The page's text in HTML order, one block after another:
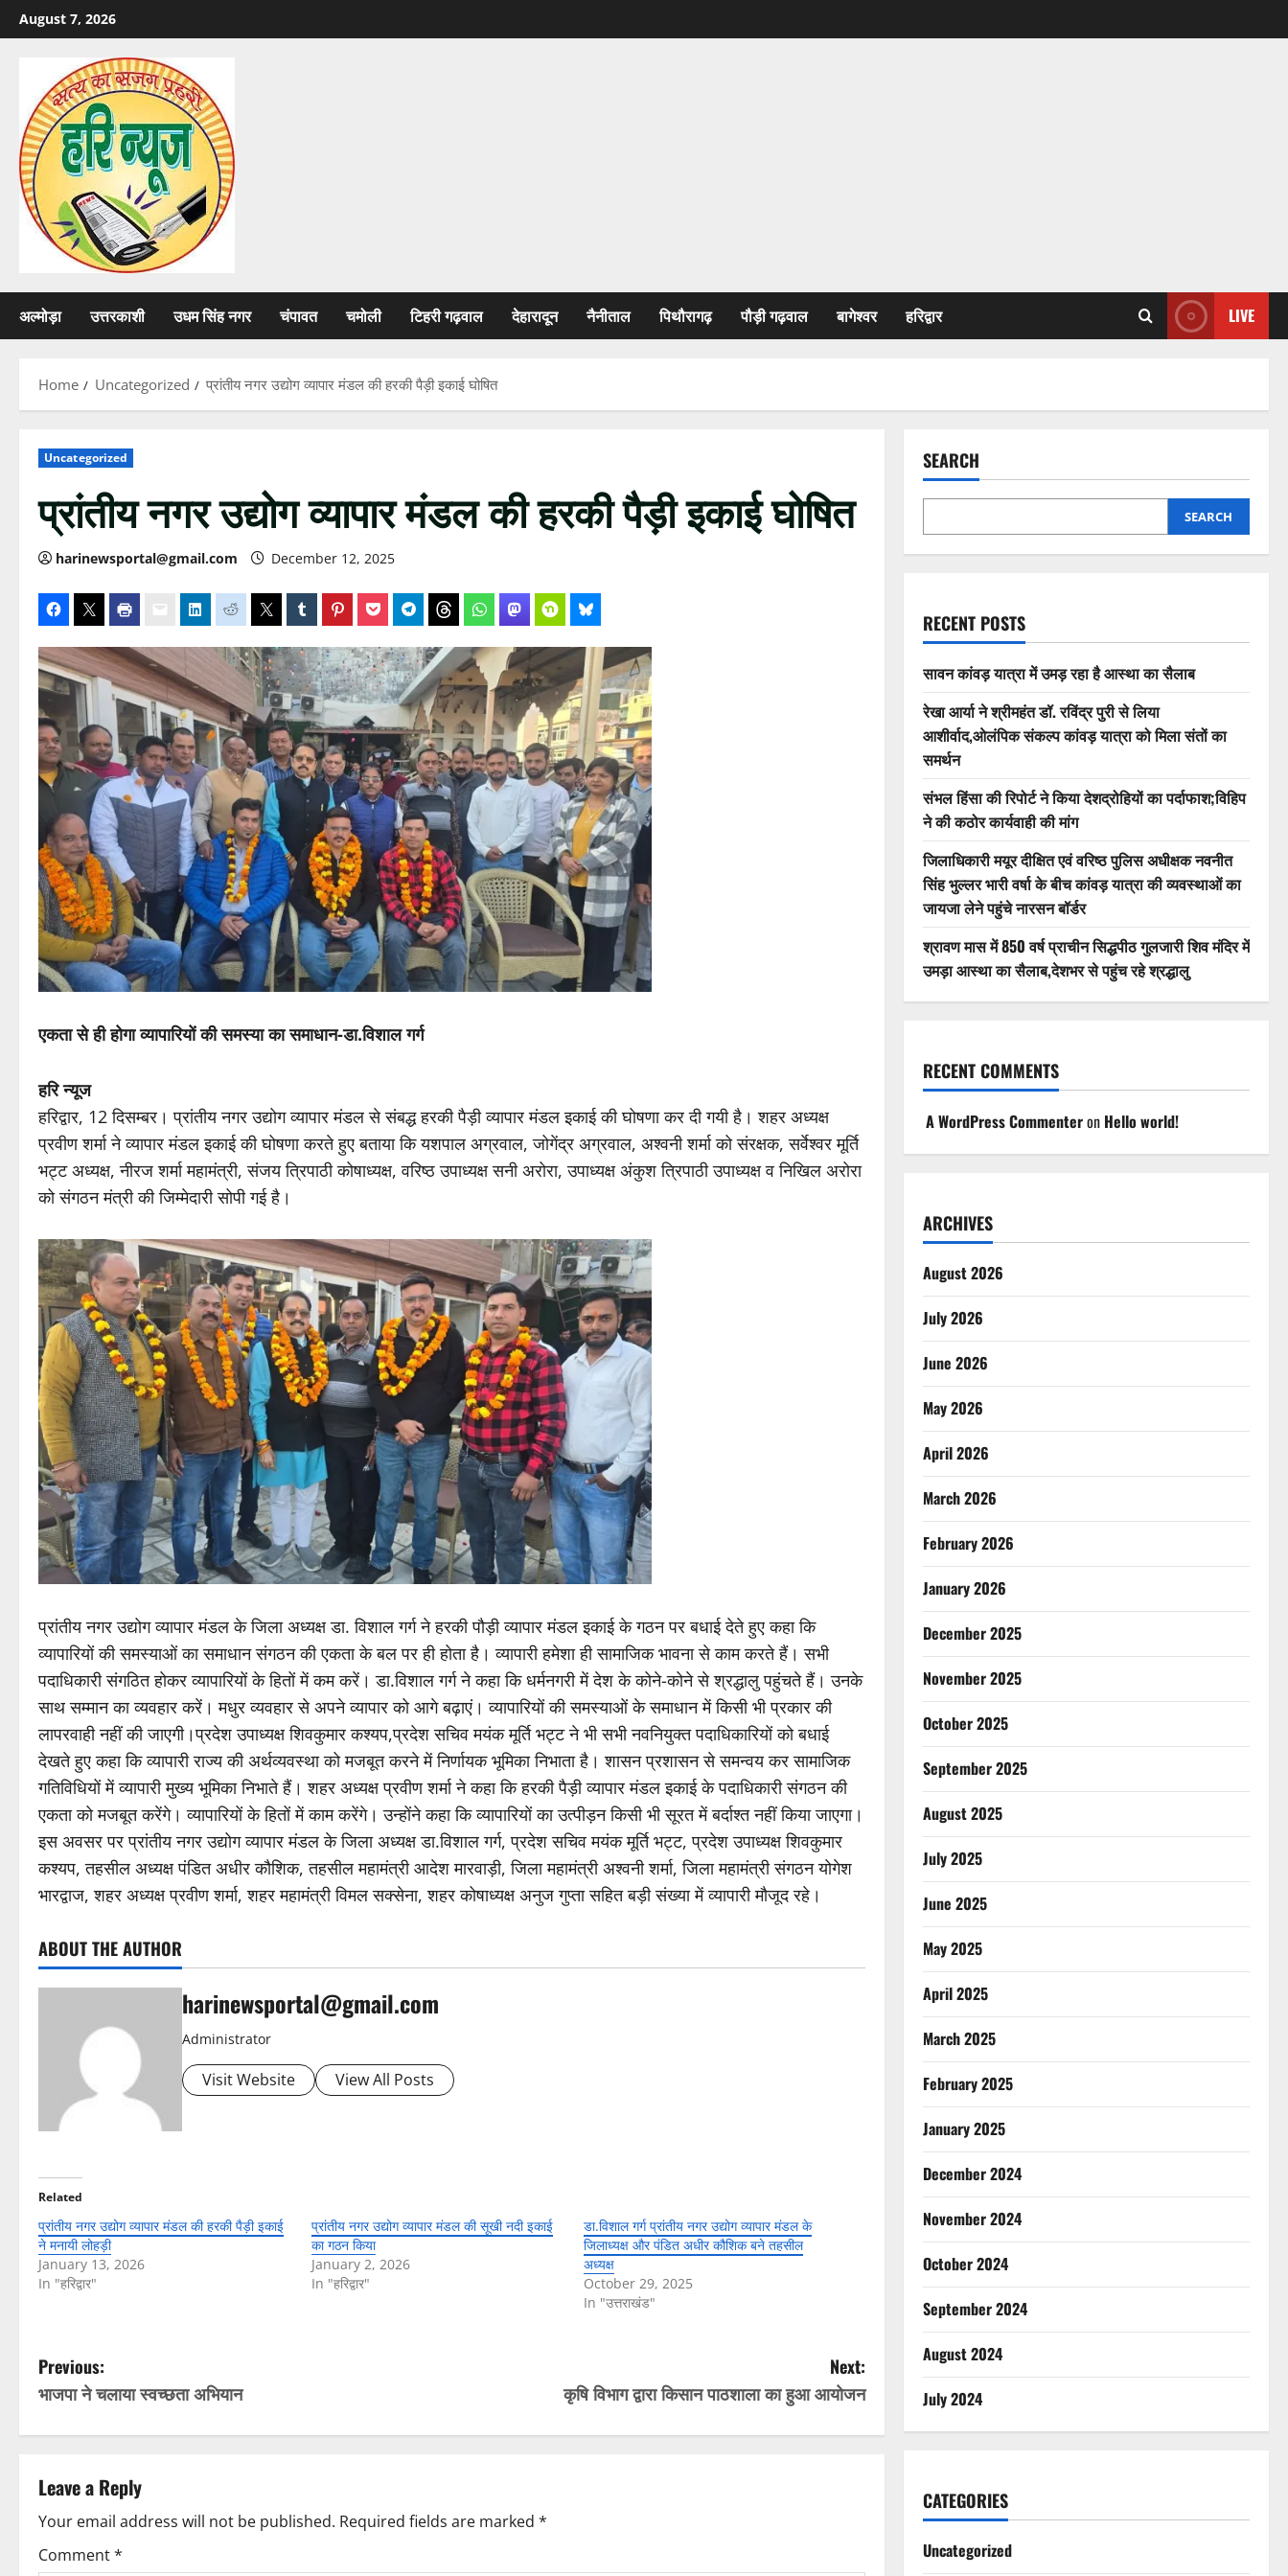
Skip
to
August 7, 2026
अल्मोड़ा उत्तरकाशी उधम सिंह नगर चंपावत चमोली टिहरी गढ़वाल देहारादून नैनीताल पिथौरागढ़ पौड़ी गढ़वाल बागेश्वर हरिद्वार LIVE
Home Uncategorized प्रांतीय नगर उद्योग व्यापार मंडल की हरकी पैड़ी इकाई घोषित
Uncategorized
प्रांतीय नगर उद्योग व्यापार मंडल की हरकी पैड़ी इकाई घोषित
harinewsportal@gmail.com December 12, 2025
एकता से ही होगा व्यापारियों की समस्या का समाधान-डा.विशाल गर्ग
हरि न्यूज
हरिद्वार, 12 दिसम्बर। प्रांतीय नगर उद्योग व्यापार मंडल से संबद्ध हरकी पैड़ी व्यापार मंडल इकाई की घोषणा कर दी गयी है। शहर अध्यक्ष
प्रवीण शर्मा ने व्यापार मंडल इकाई की घोषणा करते हुए बताया कि यशपाल अग्रवाल, जोगेंद्र अग्रवाल, अश्वनी शर्मा को संरक्षक, सर्वेश्वर मूर्ति
भट्ट अध्यक्ष, नीरज शर्मा महामंत्री, संजय त्रिपाठी कोषाध्यक्ष, वरिष्ठ उपाध्यक्ष सनी अरोरा, उपाध्यक्ष अंकुश त्रिपाठी उपाध्यक्ष व निखिल अरोरा
को संगठन मंत्री की जिम्मेदारी सोपी गई है।
प्रांतीय नगर उद्योग व्यापार मंडल के जिला अध्यक्ष डा. विशाल गर्ग ने हरकी पौड़ी व्यापार मंडल इकाई के गठन पर बधाई देते हुए कहा कि
व्यापारियों की समस्याओं का समाधान संगठन की एकता के बल पर ही होता है। व्यापारी हमेशा ही सामाजिक भावना से काम करते हैं। सभी
पदाधिकारी संगठित होकर व्यापारियों के हितों में कम करें। डा.विशाल गर्ग ने कहा कि धर्मनगरी में देश के कोने-कोने से श्रद्धालु पहुंचते हैं। उनके
साथ सम्मान का व्यवहार करें। मधुर व्यवहार से अपने व्यापार को आगे बढ़ाएं। व्यापारियों की समस्याओं के समाधान में किसी भी प्रकार की
लापरवाही नहीं की जाएगी।प्रदेश उपाध्यक्ष शिवकुमार कश्यप,प्रदेश सचिव मयंक मूर्ति भट्ट ने भी सभी नवनियुक्त पदाधिकारियों को बधाई
देखते हुए कहा कि व्यापारी राज्य की अर्थव्यवस्था को मजबूत करने में निर्णायक भूमिका निभाता है। शासन प्रशासन से समन्वय कर सामाजिक
गतिविधियों में व्यापारी मुख्य भूमिका निभाते हैं। शहर अध्यक्ष प्रवीण शर्मा ने कहा कि हरकी पैड़ी व्यापार मंडल इकाई के पदाधिकारी संगठन की
एकता को मजबूत करेंगे। व्यापारियों के हितों में काम करेंगे। उन्होंने कहा कि व्यापारियों का उत्पीड़न किसी भी सूरत में बर्दाश्त नहीं किया जाएगा।
इस अवसर पर प्रांतीय नगर उद्योग व्यापार मंडल के जिला अध्यक्ष डा.विशाल गर्ग, प्रदेश सचिव मयंक मूर्ति भट्ट, प्रदेश उपाध्यक्ष शिवकुमार
कश्यप, तहसील अध्यक्ष पंडित अधीर कौशिक, तहसील महामंत्री आदेश मारवाड़ी, जिला महामंत्री अश्वनी शर्मा, जिला महामंत्री संगठन योगेश
भारद्वाज, शहर अध्यक्ष प्रवीण शर्मा, शहर महामंत्री विमल सक्सेना, शहर कोषाध्यक्ष अनुज गुप्ता सहित बड़ी संख्या में व्यापारी मौजूद रहे।
ABOUT THE AUTHOR
harinewsportal@gmail.com
Administrator
Visit Website View All Posts
Related
प्रांतीय नगर उद्योग व्यापार मंडल की हरकी पैड़ी इकाई
ने मनायी लोहड़ी
January 13, 2026
In "हरिद्वार"
प्रांतीय नगर उद्योग व्यापार मंडल की सूखी नदी इकाई
का गठन किया
January 2, 2026
In "हरिद्वार"
डा.विशाल गर्ग प्रांतीय नगर उद्योग व्यापार मंडल के
जिलाध्यक्ष और पंडित अधीर कौशिक बने तहसील
अध्यक्ष
October 29, 2025
In "उत्तराखंड"
P
o
s
t
n
Previous:
भाजपा ने चलाया स्वच्छता अभियान
Next:
कृषि विभाग द्वारा किसान पाठशाला का हुआ आयोजन
Leave a Reply
Your email address will not be published. Required fields are marked *
Comment*
SEARCH
SEARCH
RECENT POSTS
सावन कांवड़ यात्रा में उमड़ रहा है आस्था का सैलाब
रेखा आर्या ने श्रीमहंत डॉ. रविंद्र पुरी से लिया
आशीर्वाद,ओलंपिक संकल्प कांवड़ यात्रा को मिला संतों का
समर्थन
संभल हिंसा की रिपोर्ट ने किया देशद्रोहियों का पर्दाफाश;विहिप
ने की कठोर कार्यवाही की मांग
जिलाधिकारी मयूर दीक्षित एवं वरिष्ठ पुलिस अधीक्षक नवनीत
सिंह भुल्लर भारी वर्षा के बीच कांवड़ यात्रा की व्यवस्थाओं का
जायजा लेने पहुंचे नारसन बॉर्डर
श्रावण मास में 850 वर्ष प्राचीन सिद्धपीठ गुलजारी शिव मंदिर में
उमड़ा आस्था का सैलाब,देशभर से पहुंच रहे श्रद्धालु
RECENT COMMENTS
A WordPress Commenteron Hello world!
ARCHIVES
August 2026
July 2026
June 2026
May 2026
April 2026
March 2026
February 2026
January 2026
December 2025
November 2025
October 2025
September 2025
August 2025
July 2025
June 2025
May 2025
April 2025
March 2025
February 2025
January 2025
December 2024
November 2024
October 2024
September 2024
August 2024
July 2024
CATEGORIES
Uncategorized